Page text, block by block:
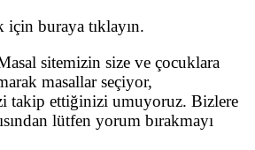
için buraya tıklayın.
sitemizin size ve çocuklara
masallar seçiyor,
takip ettiğinizi umuyoruz. Bizlere
lütfen yorum bırakmayı